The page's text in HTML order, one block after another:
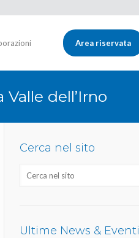
Area riservata
dell’Irno
Cerca nel sito
Ultime News & Eventi